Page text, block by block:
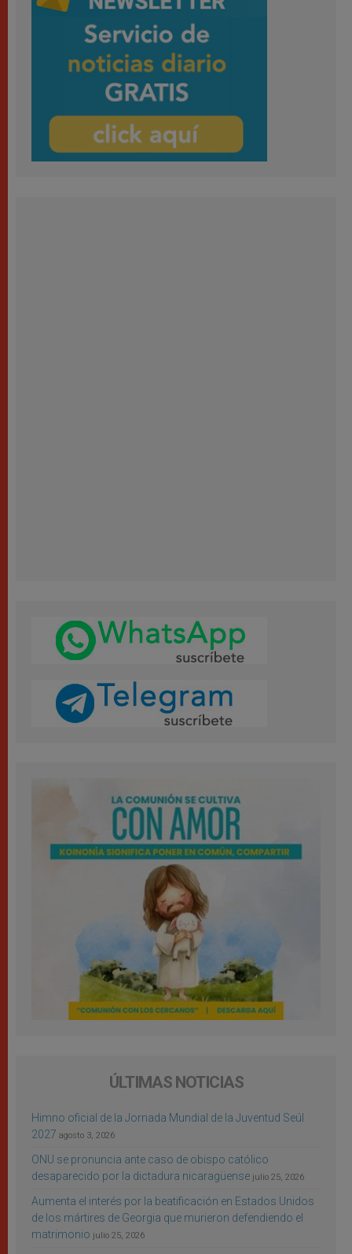
ÚLTIMAS NOTICIAS
Himno oficial de la Jornada Mundial de la Juventud Seúl
2027 agosto 3, 2026
ONU se pronuncia ante caso de obispo católico
desaparecido por la dictadura nicaragüense julio 25, 2026
Aumenta el interés por la beatificación en Estados Unidos
de los mártires de Georgia que murieron defendiendo el
matrimonio julio 25, 2026